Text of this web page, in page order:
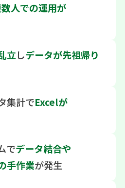
人での運用が
立しデータが先祖帰り
集計でExcelが
でデータ結合や
手作業が発生